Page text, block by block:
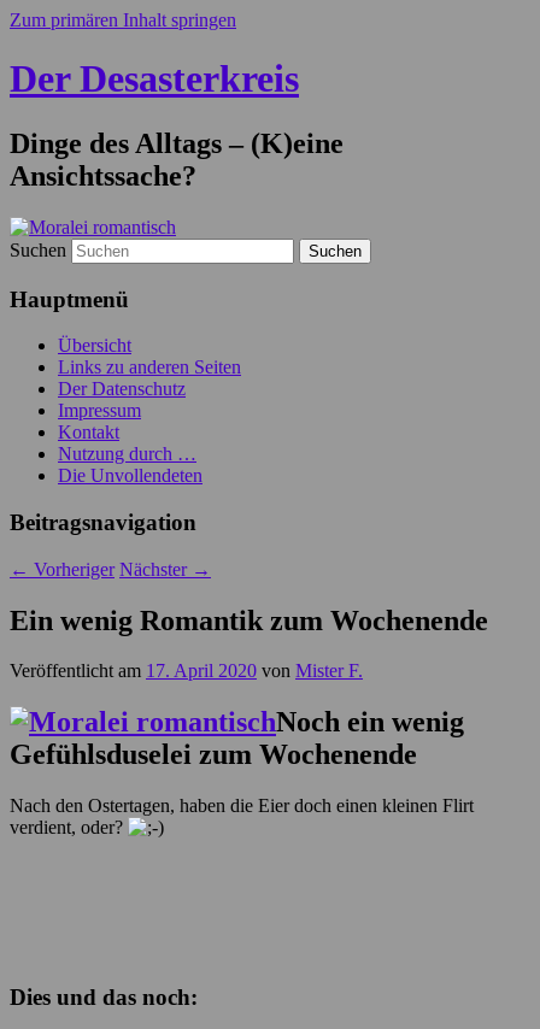
Zum primären Inhalt springen
Der Desasterkreis
Dinge des Alltags – (K)eine
Ansichtssache?
Suchen
Hauptmenü
Übersicht
Links zu anderen Seiten
Der Datenschutz
Impressum
Kontakt
Nutzung durch …
Die Unvollendeten
Beitragsnavigation
← Vorheriger Nächster →
Ein wenig Romantik zum Wochenende
Veröffentlicht am 17. April 2020 von Mister F.
Noch ein wenig
Gefühlsduselei zum Wochenende
Nach den Ostertagen, haben die Eier doch einen kleinen Flirt
verdient, oder?
Dies und das noch: